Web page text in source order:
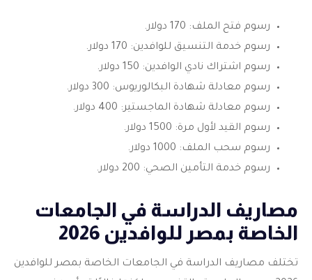
رسوم فتح الملف: 170 دولار.
رسوم خدمة التنسيق للوافدين: 170 دولار.
رسوم اشتراك نادي الوافدين: 150 دولار.
رسوم معادلة شهادة البكالوريوس: 300 دولار.
رسوم معادلة شهادة الماجستير: 400 دولار.
رسوم القيد لأول مرة: 1500 دولار.
رسوم سحب الملف: 1000 دولار.
رسوم خدمة التأمين الصحي: 200 دولار.
مصاريف الدراسة في الجامعات
الخاصة بمصر للوافدين 2026
تختلف مصاريف الدراسة في الجامعات الخاصة بمصر للوافدين